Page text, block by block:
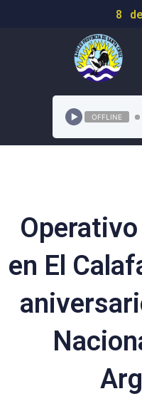
8
OFFLINE
en El